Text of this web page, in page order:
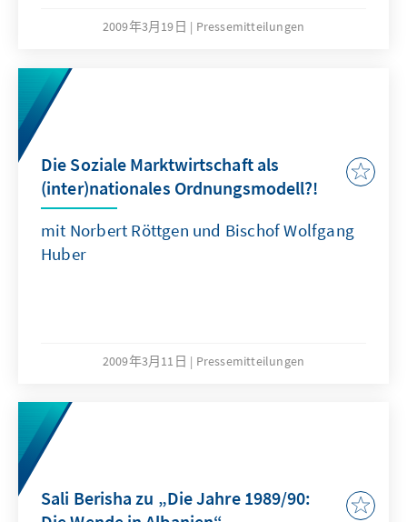
2009年3月19日 Pressemitteilungen
Die Soziale Marktwirtschaft als
(inter)nationales Ordnungsmodell?!
mit Norbert Röttgen und Bischof Wolfgang
Huber
2009年3月11日 Pressemitteilungen
Sali Berisha zu „Die Jahre 1989/90: